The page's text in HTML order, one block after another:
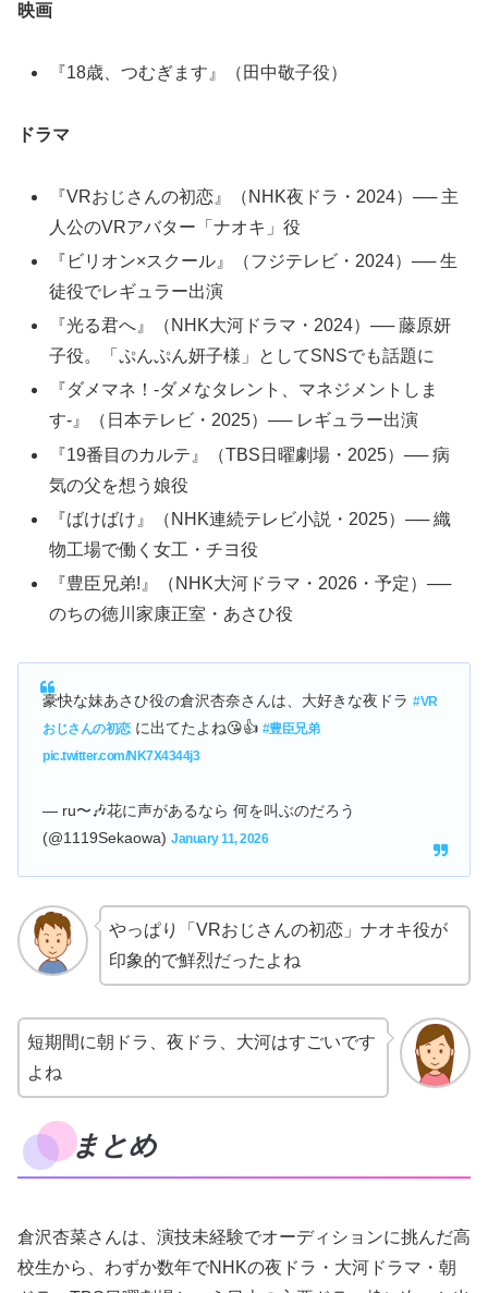
映画
『18歳、つむぎます』（田中敬子役）
ドラマ
『VRおじさんの初恋』（NHK夜ドラ・2024）── 主
人公のVRアバター「ナオキ」役
『ビリオン×スクール』（フジテレビ・2024）── 生
徒役でレギュラー出演
『光る君へ』（NHK大河ドラマ・2024）── 藤原妍
子役。「ぷんぷん妍子様」としてSNSでも話題に
『ダメマネ！-ダメなタレント、マネジメントしま
す-』（日本テレビ・2025）── レギュラー出演
『19番目のカルテ』（TBS日曜劇場・2025）── 病
気の父を想う娘役
『ばけばけ』（NHK連続テレビ小説・2025）── 織
物工場で働く女工・チヨ役
『豊臣兄弟!』（NHK大河ドラマ・2026・予定）──
のちの徳川家康正室・あさひ役
豪快な妹あさひ役の倉沢杏奈さんは、大好きな夜ドラ #VR
おじさんの初恋に出てたよね😘👍 #豊臣兄弟
pic.twitter.com/NK7X4344j3
— ru〜🎶花に声があるなら 何を叫ぶのだろう
(@1119Sekaowa) January 11, 2026
やっぱり「VRおじさんの初恋」ナオキ役が
印象的で鮮烈だったよね
短期間に朝ドラ、夜ドラ、大河はすごいです
よね
まとめ
倉沢杏菜さんは、演技未経験でオーディションに挑んだ高
校生から、わずか数年でNHKの夜ドラ・大河ドラマ・朝